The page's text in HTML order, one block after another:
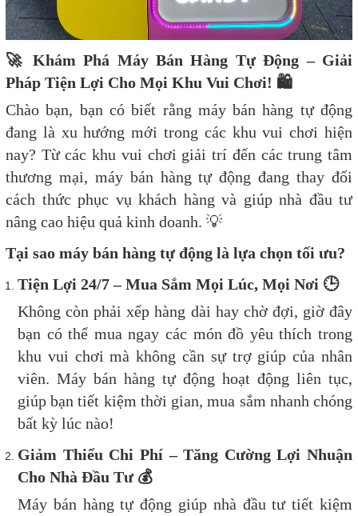
🚀 Khám Phá Máy Bán Hàng Tự Động – Giải
Pháp Tiện Lợi Cho Mọi Khu Vui Chơi! 🛍
Chào bạn, bạn có biết rằng máy bán hàng tự động
đang là xu hướng mới trong các khu vui chơi hiện
nay? Từ các khu vui chơi giải trí đến các trung tâm
thương mại, máy bán hàng tự động đang thay đổi
cách thức phục vụ khách hàng và giúp nhà đầu tư
nâng cao hiệu quả kinh doanh. 💡
Tại sao máy bán hàng tự động là lựa chọn tối ưu?
Tiện Lợi 24/7 – Mua Sắm Mọi Lúc, Mọi Nơi 🕒
Không còn phải xếp hàng dài hay chờ đợi, giờ đây
bạn có thể mua ngay các món đồ yêu thích trong
khu vui chơi mà không cần sự trợ giúp của nhân
viên. Máy bán hàng tự động hoạt động liên tục,
giúp bạn tiết kiệm thời gian, mua sắm nhanh chóng
bất kỳ lúc nào!
Giảm Thiểu Chi Phí – Tăng Cường Lợi Nhuận
Cho Nhà Đầu Tư 💰
Máy bán hàng tự động giúp nhà đầu tư tiết kiệm